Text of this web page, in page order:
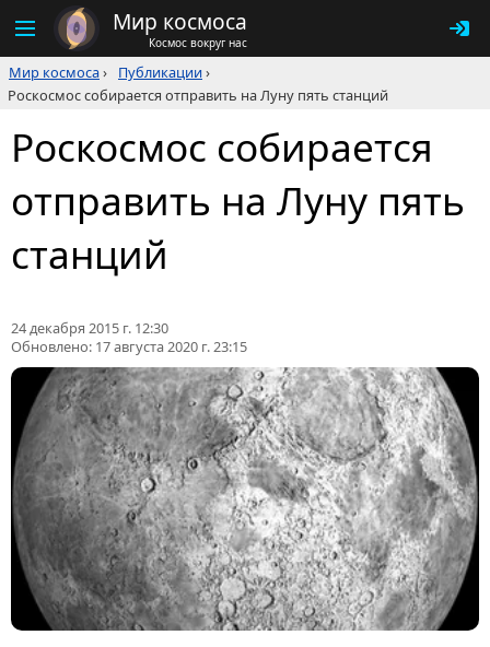
Мир космоса
Космос вокруг нас
Мир космоса› Публикации›
Роскосмос собирается отправить на Луну пять станций
Роскосмос собирается
отправить на Луну пять
станций
24 декабря 2015 г. 12:30
Обновлено: 17 августа 2020 г. 23:15